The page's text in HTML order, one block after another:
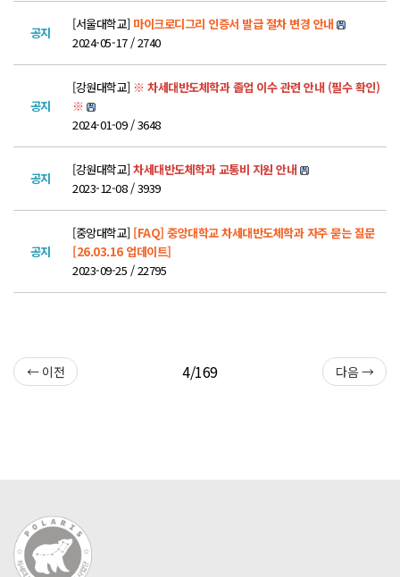
게시판
공지사항
News
Q&A
POLAR GATE
공지
[서울대학교] 마이크로디그리 인증서 발급 절차 변경 안내
2024-05-17 / 2740
공지
[강원대학교] ※ 차세대반도체학과 졸업 이수 관련 안내 (필수 확인)
※
2024-01-09 / 3648
공지
[강원대학교] 차세대반도체학과 교통비 지원 안내
2023-12-08 / 3939
공지
[중앙대학교] [FAQ] 중앙대학교 차세대반도체학과 자주 묻는 질문
[26.03.16 업데이트]
2023-09-25 / 22795
← 이전 4/169 다음 →